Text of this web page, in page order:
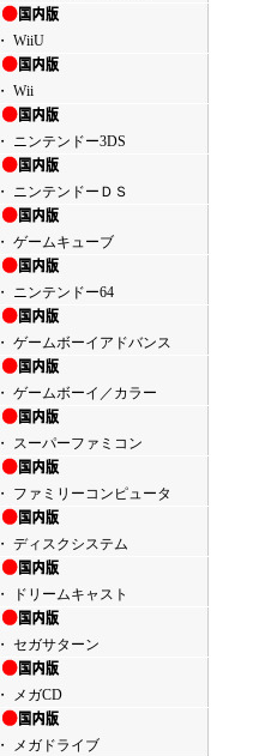
・ WiiU
・ Wii
・ ニンテンドー3DS
・ ニンテンドーＤＳ
・ ゲームキューブ
・ ニンテンドー64
・ ゲームボーイアドバンス
・ ゲームボーイ／カラー
・ スーパーファミコン
・ ファミリーコンピュータ
・ ディスクシステム
・ ドリームキャスト
・ セガサターン
・ メガCD
・ メガドライブ